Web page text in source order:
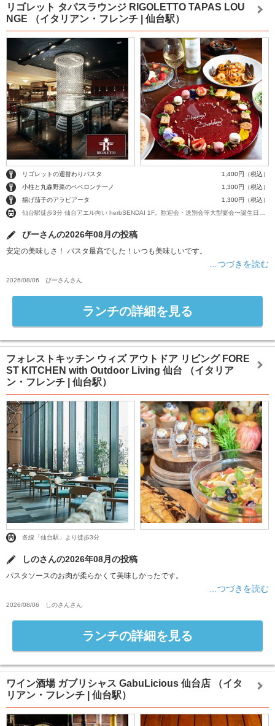
リゴレット タパスラウンジ RIGOLETTO TAPAS LOU
NGE
（イタリアン・フレンチ | 仙台駅）
リゴレットの週替わりパスタ
1,400円（税込）
小柱と丸森野菜のペペロンチーノ
1,300円（税込）
揚げ茄子のアラビアータ
1,300円（税込）
ぴーさんの2026年08月の投稿
安定の美味しさ！ パスタ最高でした！いつも美味しいです。
…つづきを読む
2026/08/06 ぴーさん さん
ランチの詳細を見る
フォレストキッチン ウィズ アウトドア リビング FORE
ST KITCHEN with Outdoor Living 仙台
（イタリア
ン・フレンチ | 仙台駅）
各線「仙台駅」より徒歩3分
しのさんの2026年08月の投稿
パスタソースのお肉が柔らかくて美味しかったです。
…つづきを読む
2026/08/06 しのさん さん
ランチの詳細を見る
ワイン酒場 ガブリシャス GabuLicious 仙台店
（イタ
リアン・フレンチ | 仙台駅）